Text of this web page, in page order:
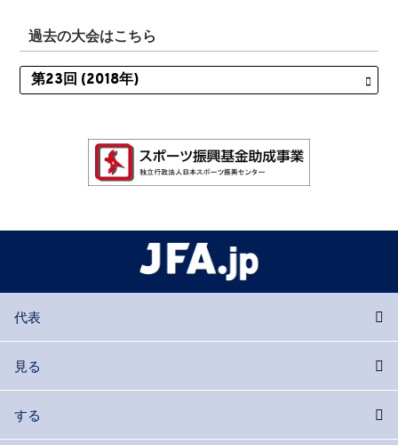
過去の大会はこちら
代表
見る
する